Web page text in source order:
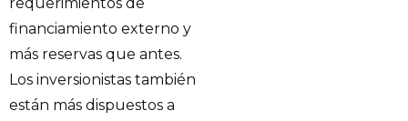
financiamiento externo y
más reservas que antes.
Los inversionistas también
están más dispuestos a